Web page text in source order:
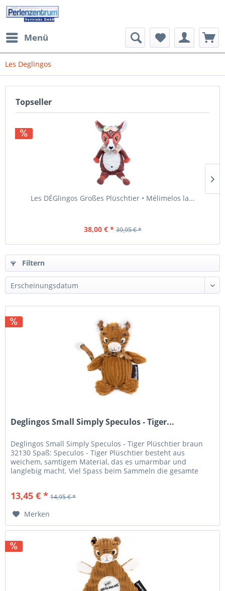
Menü
Les Deglingos
Topseller
Les DÉGlingos Großes Plüschtier • Mélimelos la...
38,00 € * 39,95 € *
Filtern
Deglingos Small Simply Speculos - Tiger...
Deglingos Small Simply Speculos - Tiger Plüschtier braun
32130 Spaß: Speculos - Tiger Plüschtier besteht aus
weichem, samtigem Material, das es umarmbar und
langlebig macht. Viel Spass beim Sammeln die gesamte
13,45 € * 14,95 € *
Merken